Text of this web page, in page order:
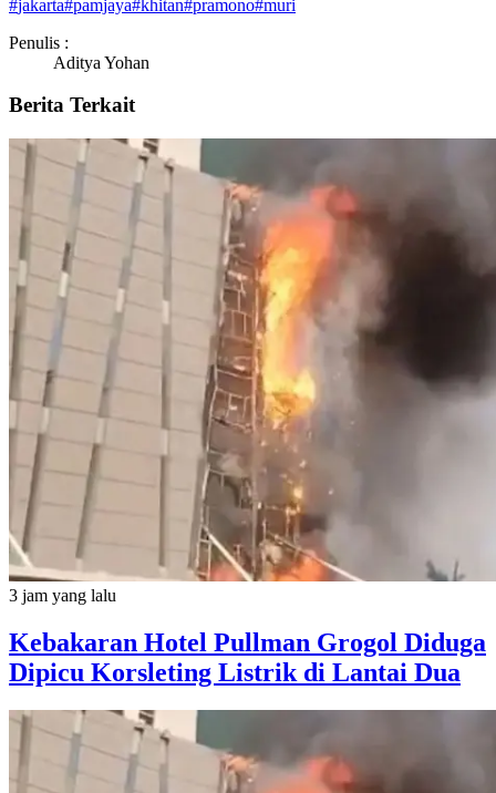
#jakarta#pamjaya#khitan#pramono#muri
Penulis :
Aditya Yohan
Berita Terkait
3 jam yang lalu
Kebakaran Hotel Pullman Grogol Diduga
Dipicu Korsleting Listrik di Lantai Dua